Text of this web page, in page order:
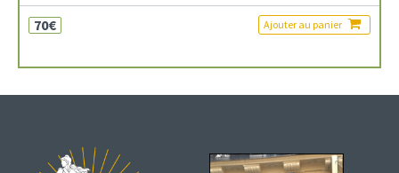
70€ Ajouter au panier